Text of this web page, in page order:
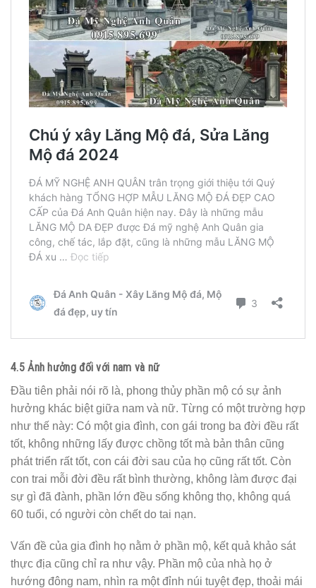
4.5 Ảnh hưởng đối với nam và nữ
Đầu tiên phải nói rõ là, phong thủy phần mộ có sự ảnh
hưởng khác biệt giữa nam và nữ. Từng có một trường hợp
như thế này: Có một gia đình, con gái trong ba đời đều rất
tốt, không những lấy được chồng tốt mà bản thân cũng
phát triển rất tốt, con cái đời sau của họ cũng rất tốt. Còn
con trai mỗi đời đều rất bình thường, không làm được đại
sự gì đã đành, phần lớn đều sống không thọ, không quá
60 tuổi, có người còn chết do tai nạn.
Vấn đề của gia đình họ nằm ở phần mộ, kết quả khảo sát
thực địa cũng chỉ ra như vậy. Phần mộ của nhà họ ở
hướng đông nam, nhìn ra một đỉnh núi tuyệt đẹp, thoải mái